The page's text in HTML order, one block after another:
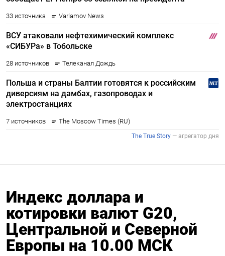
Индекс доллара и
котировки валют G20,
Центральной и Северной
Европы на 10.00 МСК